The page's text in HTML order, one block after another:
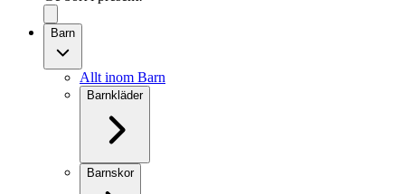
Barn
Allt inom Barn
Barnkläder
Barnskor